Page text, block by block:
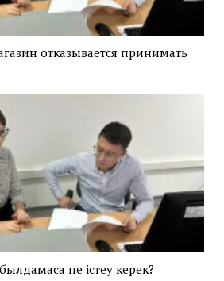
отказывается принимать
не істеу керек?